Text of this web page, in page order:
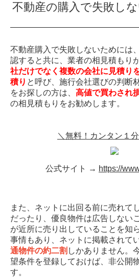
不動産の購入で失敗し
不動産購入で失敗しないためには
認すると共に、業者の相見積もり
社だけでなく複数の会社に見積り
積り と呼び、施行会社選びの判断
をお探しの方は、 高値で買わされ
の相見積もりをお勧めします。
＼無料！カンタン１
公式サイト → https://
また、ネットに出回る前に売れて
だったり、優良物件は広告しない
が近所に売り出していることを知
事情もあり、ネットに掲載されて
通物件の約二割 しかありません。
望条件を登録しておけば、非公開
す。